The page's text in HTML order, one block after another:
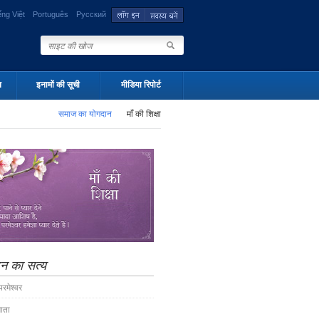
Việt Português Русский
इनामों की सूची मीडिया रिपोर्ट
समाज का योगदान माँ की शिक्षा
का सत्य